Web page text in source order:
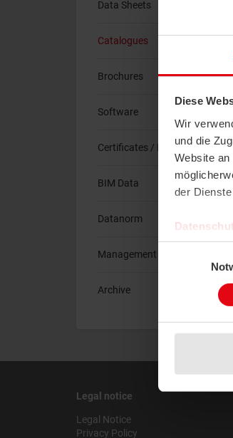
Diese
Wir
und die
Website
der
Data Sheets
Catalogues
Brochures
Software
Certificates / Declarations
BIM Data
Datanorm
Management of Returns
Archive
Legal notice
Legal Notice
Privacy Policy